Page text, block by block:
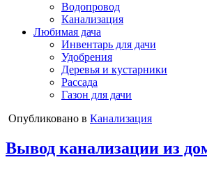
Водопровод
Канализация
Любимая дача
Инвентарь для дачи
Удобрения
Деревья и кустарники
Рассада
Газон для дачи
Опубликовано в Канализация
Вывод канализации из